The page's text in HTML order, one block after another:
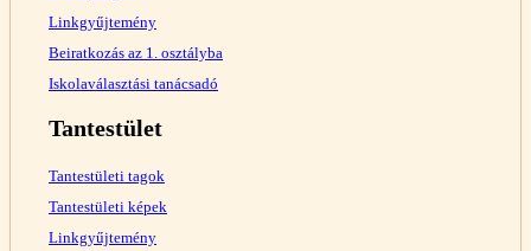
Linkgyűjtemény
Beiratkozás az 1. osztályba
Iskolaválasztási tanácsadó
Tantestület
Tantestületi tagok
Tantestületi képek
Linkgyűjtemény